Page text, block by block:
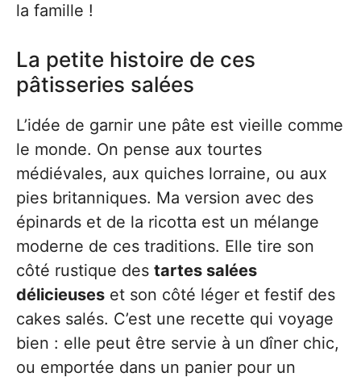
la famille !
La petite histoire de ces
pâtisseries salées
L’idée de garnir une pâte est vieille comme
le monde. On pense aux tourtes
médiévales, aux quiches lorraine, ou aux
pies britanniques. Ma version avec des
épinards et de la ricotta est un mélange
moderne de ces traditions. Elle tire son
côté rustique des tartes salées
délicieuses et son côté léger et festif des
cakes salés. C’est une recette qui voyage
bien : elle peut être servie à un dîner chic,
ou emportée dans un panier pour un